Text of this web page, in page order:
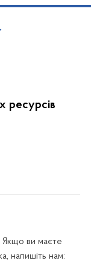
ресурсів
Якщо ви маєте
напишіть нам: